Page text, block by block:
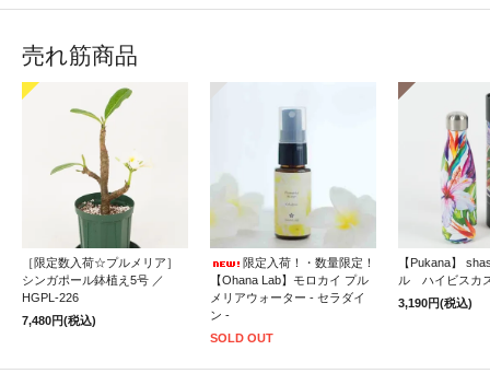
売れ筋商品
［限定数入荷☆プルメリア］
シンガポール鉢植え5号 ／
HGPL-226
7,480円(税込)
限定入荷！・数量限定！
【Ohana Lab】モロカイ プル
メリアウォーター - セラダイ
ン -
SOLD OUT
【Pukana】
ル ハイビスカ
3,190円(税込)